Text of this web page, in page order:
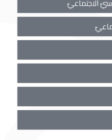
الاجتماعيّ